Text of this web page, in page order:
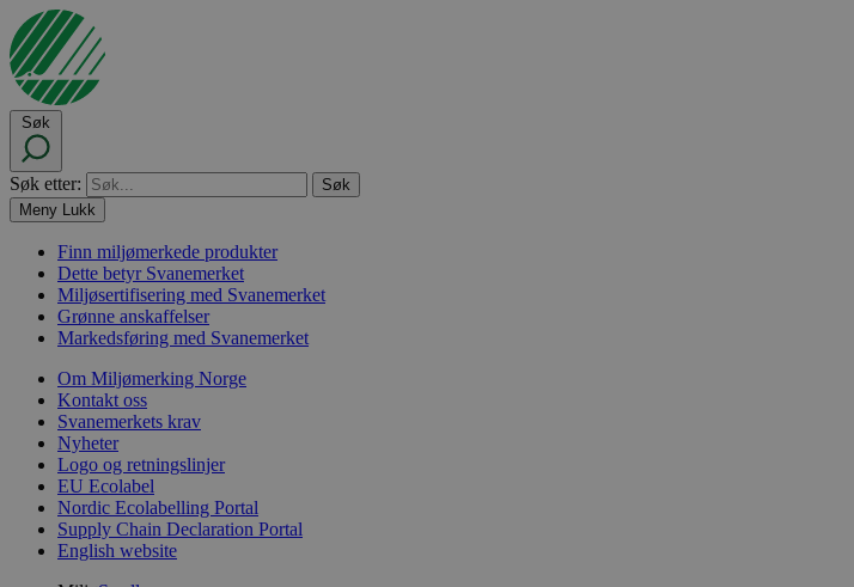
Søk
Søk etter:
Meny Lukk
Finn miljømerkede produkter
Dette betyr Svanemerket
Miljøsertifisering med Svanemerket
Grønne anskaffelser
Markedsføring med Svanemerket
Om Miljømerking Norge
Kontakt oss
Svanemerkets krav
Nyheter
Logo og retningslinjer
EU Ecolabel
Nordic Ecolabelling Portal
Supply Chain Declaration Portal
English website